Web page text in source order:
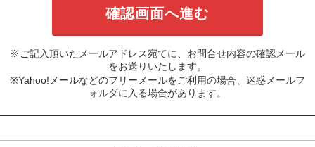
※ご記入頂いたメールアドレス宛てに、お問合せ内容の確認メール
をお送りいたします。
※Yahoo!メールなどのフリーメールをご利用の場合、迷惑メールフ
ォルダに入る場合があります。